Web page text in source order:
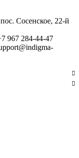
Сосенское, 22-й
967 284-44-47